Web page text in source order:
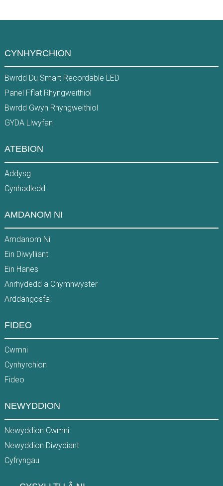
CYNHYRCHION
Bwrdd Du Smart Recordable LED
Panel Fflat Rhyngweithiol
Bwrdd Gwyn Rhyngweithiol
GYDA Llwyfan
ATEBION
Addysg
Cynhadledd
AMDANOM NI
Amdanom Ni
Ein Diwylliant
Ein Hanes
Anrhydedd a Chymhwyster
Arddangosfa
FIDEO
Cwmni
Cynhyrchion
Fideo
NEWYDDION
Newyddion Cwmni
Newyddion Diwydiant
Cyfryngau